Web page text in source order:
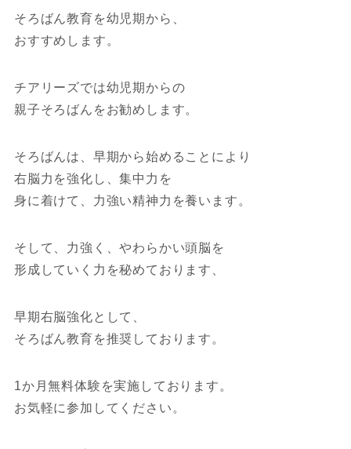
そろばん教育を幼児期から、
おすすめします。
チアリーズでは幼児期からの
親子そろばんをお勧めします。
そろばんは、早期から始めることにより
右脳力を強化し、集中力を
身に着けて、力強い精神力を養います。
そして、力強く、やわらかい頭脳を
形成していく力を秘めております、
早期右脳強化として、
そろばん教育を推奨しております。
1か月無料体験を実施しております。
お気軽に参加してください。